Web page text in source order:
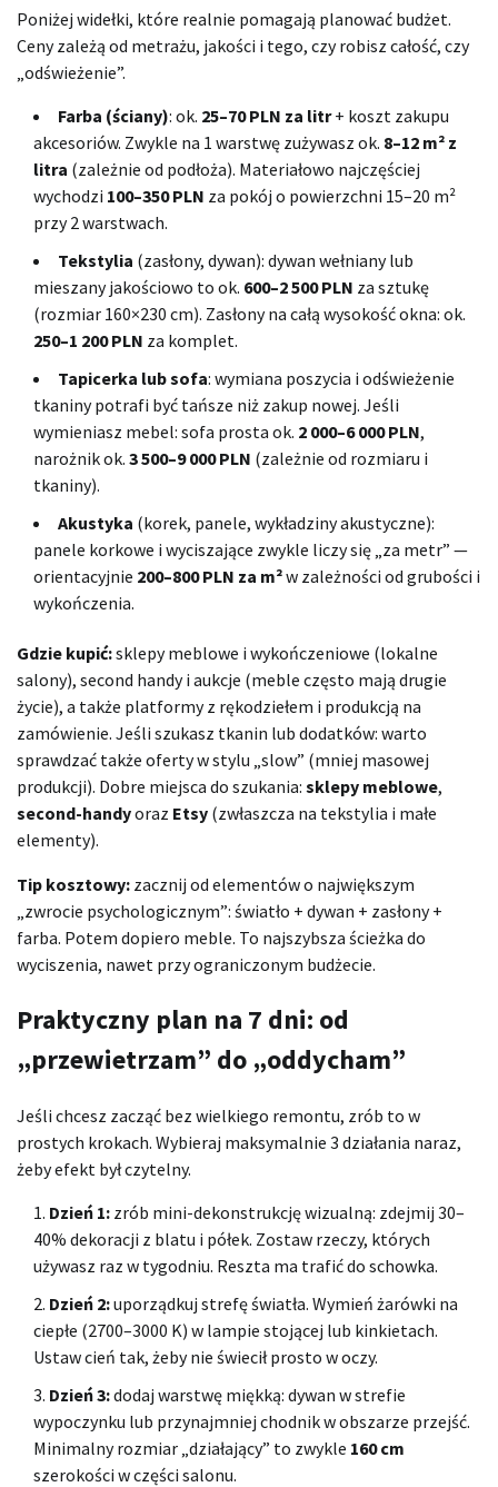
Poniżej widełki, które realnie pomagają planować budżet.
Ceny zależą od metrażu, jakości i tego, czy robisz całość, czy
„odświeżenie”.
Farba (ściany): ok. 25–70 PLN za litr+ koszt zakupu
akcesoriów. Zwykle na 1 warstwę zużywasz ok. 8–12 m² z
litra (zależnie od podłoża). Materiałowo najczęściej
wychodzi 100–350 PLN za pokój o powierzchni 15–20 m²
przy 2 warstwach.
Tekstylia (zasłony, dywan): dywan wełniany lub
mieszany jakościowo to ok. 600–2 500 PLN za sztukę
(rozmiar 160×230 cm). Zasłony na całą wysokość okna: ok.
250–1 200 PLN za komplet.
Tapicerka lub sofa: wymiana poszycia i odświeżenie
tkaniny potrafi być tańsze niż zakup nowej. Jeśli
wymieniasz mebel: sofa prosta ok. 2 000–6 000 PLN,
narożnik ok. 3 500–9 000 PLN (zależnie od rozmiaru i
tkaniny).
Akustyka (korek, panele, wykładziny akustyczne):
panele korkowe i wyciszające zwykle liczy się „za metr” —
orientacyjnie 200–800 PLN za m²w zależności od grubości i
wykończenia.
Gdzie kupić:sklepy meblowe i wykończeniowe (lokalne
salony), second handy i aukcje (meble często mają drugie
życie), a także platformy z rękodziełem i produkcją na
zamówienie. Jeśli szukasz tkanin lub dodatków: warto
sprawdzać także oferty w stylu „slow” (mniej masowej
produkcji). Dobre miejsca do szukania: sklepy meblowe,
second-handyoraz Etsy (zwłaszcza na tekstylia i małe
elementy).
Tip kosztowy: zacznij od elementów o największym
„zwrocie psychologicznym”: światło + dywan + zasłony +
farba. Potem dopiero meble. To najszybsza ścieżka do
wyciszenia, nawet przy ograniczonym budżecie.
Praktyczny plan na 7 dni: od
„przewietrzam” do „oddycham”
Jeśli chcesz zacząć bez wielkiego remontu, zrób to w
prostych krokach. Wybieraj maksymalnie 3 działania naraz,
żeby efekt był czytelny.
Dzień 1: zrób mini-dekonstrukcję wizualną: zdejmij 30–
40% dekoracji z blatu i półek. Zostaw rzeczy, których
używasz raz w tygodniu. Reszta ma trafić do schowka.
Dzień 2:uporządkuj strefę światła. Wymień żarówki na
ciepłe (2700–3000 K) w lampie stojącej lub kinkietach.
Ustaw cień tak, żeby nie świecił prosto w oczy.
Dzień 3:dodaj warstwę miękką: dywan w strefie
wypoczynku lub przynajmniej chodnik w obszarze przejść.
Minimalny rozmiar „działający” to zwykle 160 cm
szerokości w części salonu.